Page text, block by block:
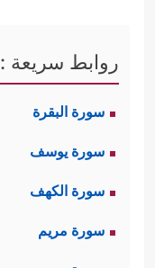
روابط سريعة :
سورة البقرة
سورة يوسف
سورة الكهف
سورة مريم